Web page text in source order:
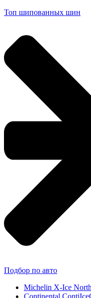
Топ шипованных шин
Подбор по авто
Michelin X-Ice
Continental